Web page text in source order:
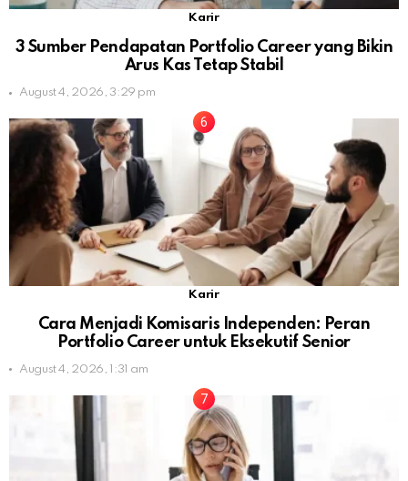
Karir
3 Sumber Pendapatan Portfolio Career yang Bikin
Arus Kas Tetap Stabil
August 4, 2026, 3:29 pm
Karir
Cara Menjadi Komisaris Independen: Peran
Portfolio Career untuk Eksekutif Senior
August 4, 2026, 1:31 am